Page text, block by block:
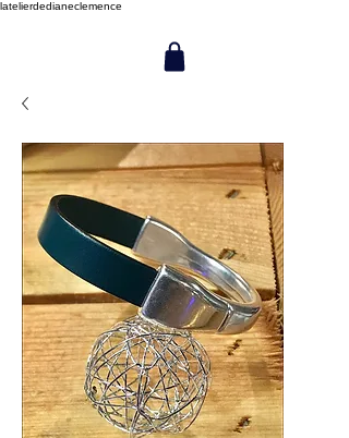
latelierdedianeclemence